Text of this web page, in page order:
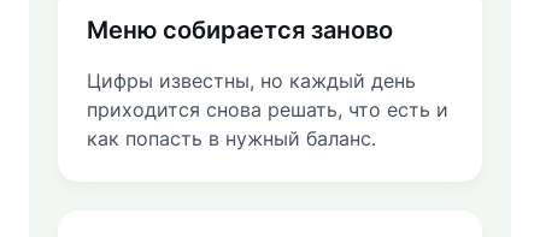
Меню собирается заново
Цифры известны, но каждый день
приходится снова решать, что есть и
как попасть в нужный баланс.